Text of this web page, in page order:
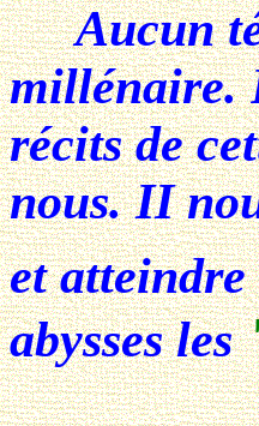
Aucun
millénaire.
récits de
nous. II
et
abysses les